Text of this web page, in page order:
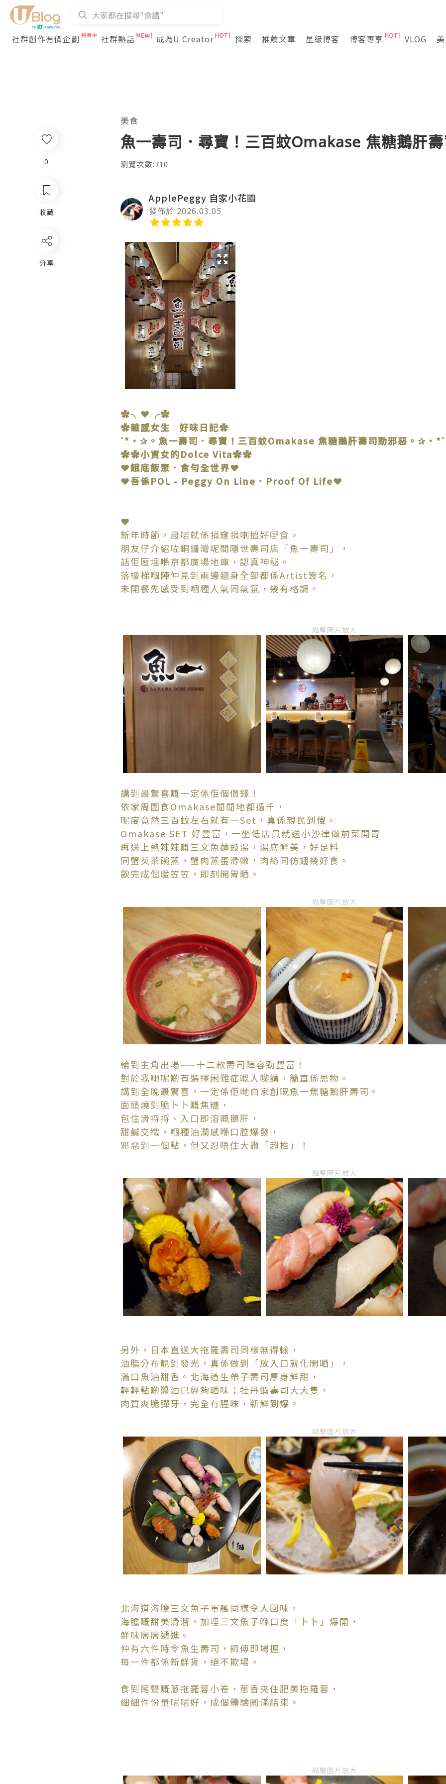
社群創作有價企劃 社群熱話 成為U Creator 探索 推薦文章 星級博客 博客專享 VLOG
0
收藏
分享
美食
魚一壽司．尋寶！三百蚊Omakase 焦糖鵝肝
瀏覽次數:710
ApplePeggy 自家小花園
發佈於 2026.03.05
✿╮❤╭✿
✿雜感女生 好味日記✿
˚*•✰。魚一壽司．尋寶！三百蚊Omakase 焦糖鵝肝壽司勁邪惡。✰•*˚
✿✿小資女的Dolce Vita✿✿
❤餓底飯聚．食勻全世界❤
❤吾係POL - Peggy On Line．Proof Of Life❤
❤
新年時節，最啱就係捐窿捐喇搵好嘢食。
朋友仔介紹咗銅鑼灣呢間隱世壽司店「魚一壽司」，
話佢匿埋喺京都廣場地庫，認真神秘。
落樓梯嗰陣仲見到兩邊牆身全部都係Artist簽名，
未開餐先感受到嗰種人氣同氣氛，幾有格調。
點擊圖片放大
講到最驚喜嘅一定係佢個價錢！
依家周圍食Omakase閒閒地都過千，
呢度竟然三百蚊左右就有一Set，真係親民到傻。
Omakase SET 好豐富，一坐低店員就送小沙律做前菜開胃
再送上熱辣辣嘅三文魚麵豉湯，湯底鮮美，好足料
同蟹芡茶碗蒸，蟹肉蒸蛋滑嫩，肉絲同仿翅幾好食。
飲完成個暖笠笠，即刻開胃晒。
點擊圖片放大
輪到主角出場——十二款壽司陣容勁豐富！
對於我哋呢啲有選擇困難症嘅人嚟講，簡直係恩物。
講到全晚最驚喜，一定係佢哋自家創嘅魚一焦糖鵝肝壽司。
面頭燒到脆卜卜嘅焦糖，
包住滑捋捋、入口即溶嘅鵝肝，
甜鹹交織，嗰種油潤感喺口腔爆發，
邪惡到一個點，但又忍唔住大讚「超推」！
點擊圖片放大
另外，日本直送大拖羅壽司同樣無得輸，
油脂分布靚到發光，真係做到「放入口就化開晒」，
滿口魚油甜香。北海道生帶子壽司厚身鮮甜，
輕輕點啲醬油已經夠晒味；牡丹蝦壽司大大隻，
肉質爽脆彈牙，完全冇腥味，新鮮到爆。
點擊圖片放大
北海道海膽三文魚子軍艦同樣令人回味，
海膽嘅甜美滑溜，加埋三文魚子喺口度「卜卜」爆開，
鮮味層層遞進。
仲有六件時令魚生壽司，師傅即場握，
每一件都係新鮮貨，絕不欺場。
食到尾聲嘅蔥拖羅蓉小卷，蔥香夾住肥美拖羅蓉，
細細件份量啱啱好，成個體驗圓滿結束。
點擊圖片放大